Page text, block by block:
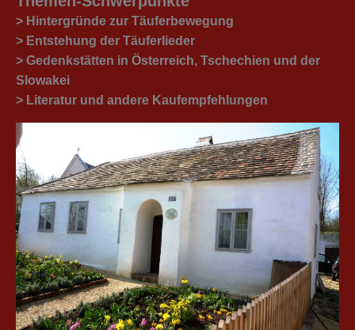
> Hintergründe zur Täuferbewegung
> Entstehung der Täuferlieder
> Gedenkstätten in Österreich, Tschechien und der
Slowakei
> Literatur und andere Kaufempfehlungen